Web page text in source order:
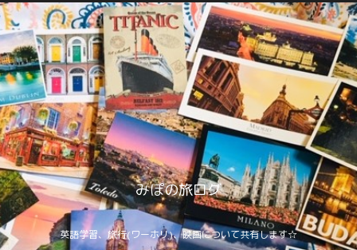
みぽの旅ログ
英語学習、旅行(ワーホリ)、映画について共有します☆